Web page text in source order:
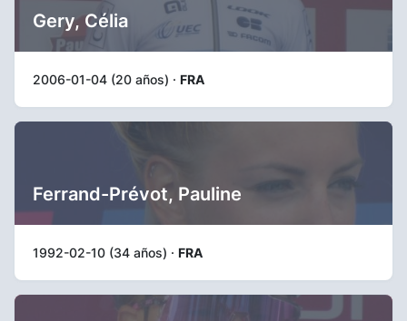
Gery, Célia
2006-01-04 (20 años) · FRA
Ferrand-Prévot, Pauline
1992-02-10 (34 años) · FRA